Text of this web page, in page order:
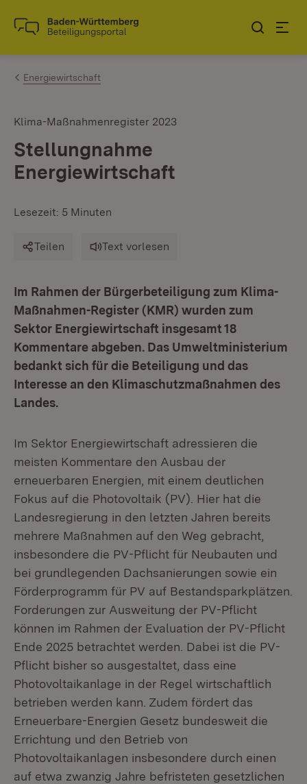
Zum Inhalt springen
Link zur Startseite
Energiewirtschaft
Klima-Maßnahmenregister 2023
Stellungnahme
Energiewirtschaft
Lesezeit: 5 Minuten
Teilen Text vorlesen
Im Rahmen der Bürgerbeteiligung zum Klima-
Maßnahmen-Register (KMR) wurden zum
Sektor Energiewirtschaft insgesamt 18
Kommentare abgeben. Das Umweltministerium
bedankt sich für die Beteiligung und das
Interesse an den Klimaschutzmaßnahmen des
Landes.
Im Sektor Energiewirtschaft adressieren die
meisten Kommentare den Ausbau der
erneuerbaren Energien, mit einem deutlichen
Fokus auf die Photovoltaik (PV). Hier hat die
Landesregierung in den letzten Jahren bereits
mehrere Maßnahmen auf den Weg gebracht,
insbesondere die PV-Pflicht für Neubauten und
bei grundlegenden Dachsanierungen sowie ein
Förderprogramm für PV auf Bestandsparkplätzen.
Forderungen zur Ausweitung der PV-Pflicht
können im Rahmen der Evaluation der PV-Pflicht
Ende 2025 betrachtet werden. Dabei ist die PV-
Pflicht bisher so ausgestaltet, dass eine
Photovoltaikanlage in der Regel wirtschaftlich
betrieben werden kann. Zudem fördert das
Erneuerbare-Energien Gesetz bundesweit die
Errichtung und den Betrieb von
Photovoltaikanlagen insbesondere durch einen
auf etwa zwanzig Jahre befristeten gesetzlichen